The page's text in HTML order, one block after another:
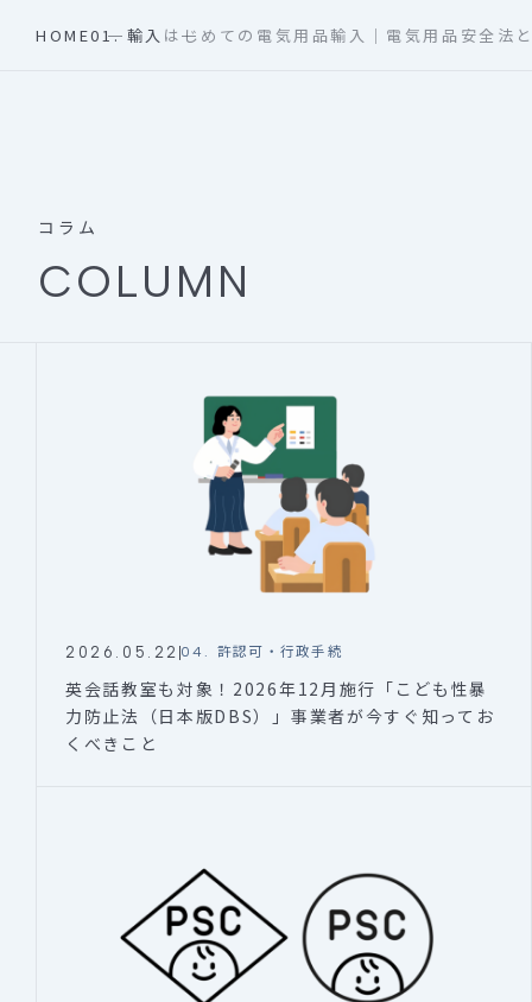
HOME01. 輸入 はじめての電気用品輸入｜電気用品安全法
コラム
COLUMN
2026.05.22 04. 許認可・行政手続
英会話教室も対象！2026年12月施行「こども性暴
力防止法（日本版DBS）」事業者が今すぐ知ってお
くべきこと